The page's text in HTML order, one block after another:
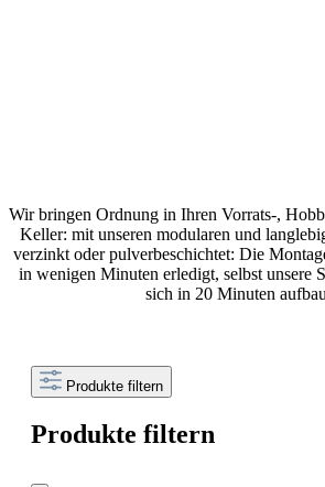
Wir bringen Ordnung in Ihren Vorrats-,
Keller: mit unseren modularen und
verzinkt oder pulverbeschichtet: Die
in wenigen Minuten erledigt, selbst unsere
sich in 20 Minuten
Produkte filtern
Produkte filtern